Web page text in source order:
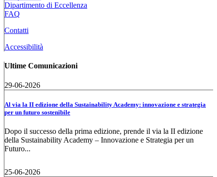
Dipartimento di Eccellenza
FAQ
Contatti
Accessibilità
Ultime Comunicazioni
29-06-2026
Al via la II edizione della Sustainability Academy: innovazione e strategia
per un futuro sostenibile
Dopo il successo della prima edizione, prende il via la II edizione
della Sustainability Academy – Innovazione e Strategia per un
Futuro...
25-06-2026